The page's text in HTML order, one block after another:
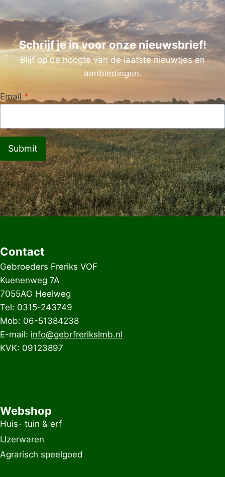
Schrijf je in voor onze nieuwsbrief!
Blijf op de hoogte van de laatste nieuwtjes en
aanbiedingen.
Email *
Submit
Contact
Gebroeders Freriks VOF
Kuenenweg 7A
7055AG Heelweg
Tel: 0315-243749
Mob: 06-51384238
E-mail: info@gebrfrerikslmb.nl
KVK: 09123897
Webshop
Huis- tuin & erf
IJzerwaren
Agrarisch speelgoed